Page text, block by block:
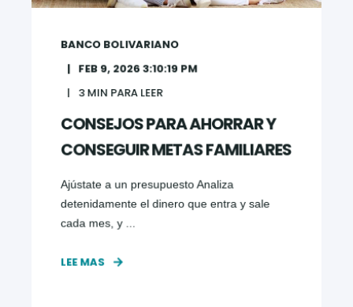
BANCO BOLIVARIANO
FEB 9, 2026 3:10:19 PM
3MIN PARA LEER
CONSEJOS PARA AHORRAR Y
CONSEGUIR METAS FAMILIARES
Ajústate a un presupuesto Analiza
detenidamente el dinero que entra y sale
cada mes, y ...
LEE MAS